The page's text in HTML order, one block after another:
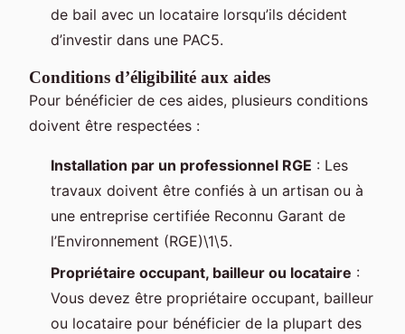
de bail avec un locataire lorsqu’ils décident
d’investir dans une PAC5.
Conditions d’éligibilité aux aides
Pour bénéficier de ces aides, plusieurs conditions
doivent être respectées :
Installation par un professionnel RGE : Les
travaux doivent être confiés à un artisan ou à
une entreprise certifiée Reconnu Garant de
l’Environnement (RGE)\1\5.
Propriétaire occupant, bailleur ou locataire :
Vous devez être propriétaire occupant, bailleur
ou locataire pour bénéficier de la plupart des